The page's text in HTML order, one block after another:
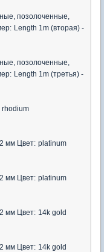
позолоченные,
Length 1m (вторая) -
позолоченные,
Length 1m (третья) -
rhodium
мм Цвет: platinum
мм Цвет: platinum
мм Цвет: 14k gold
мм Цвет: 14k gold